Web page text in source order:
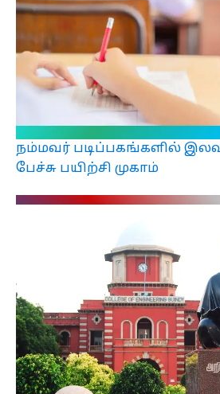
நம்மவர் படிப்பகங்களில்
பேச்சு பயிற்சி முகாம்